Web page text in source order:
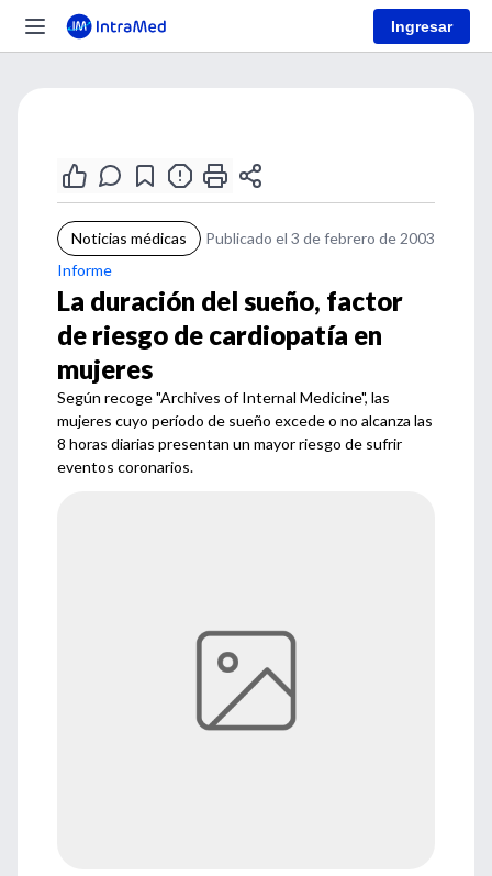
Ingresar
Noticias médicas
Publicado el 3 de febrero de 2003
Informe
La duración del sueño, factor
de riesgo de cardiopatía en
mujeres
Según recoge "Archives of Internal Medicine", las
mujeres cuyo período de sueño excede o no alcanza las
8 horas diarias presentan un mayor riesgo de sufrir
eventos coronarios.